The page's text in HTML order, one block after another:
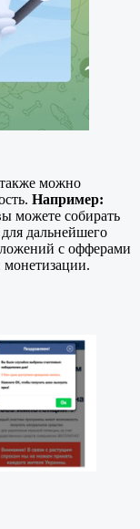
можно
Например:
можете собирать
дальнейшего
с офферами
монетизации.